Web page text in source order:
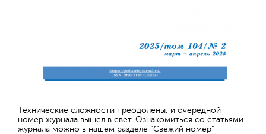
Технические сложности преодолены, и очередной
номер журнала вышел в свет. Ознакомиться со статьями
журнала можно в нашем разделе "Свежий номер"